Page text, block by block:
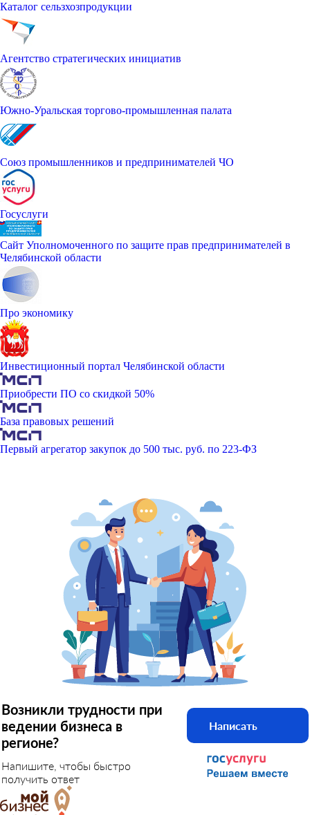
Каталог сельзхозпродукции
Агентство стратегических инициатив
Южно-Уральская торгово-промышленная палата
Союз промышленников и предпринимателей ЧО
Госуслуги
Сайт Уполномоченного по защите прав предпринимателей в
Челябинской области
Про экономику
Инвестиционный портал Челябинской области
Приобрести ПО со скидкой 50%
База правовых решений
Первый агрегатор закупок до 500 тыс. руб. по 223-ФЗ
Возникли трудности при
ведении бизнеса в
регионе?
Напишите, чтобы быстро
получить ответ
Написать